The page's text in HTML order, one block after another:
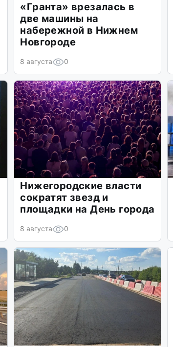
«Гранта» врезалась в
две машины на
набережной в Нижнем
Новгороде
8 августа 0
Нижегородские власти
сократят звезд и
площадки на День города
8 августа 0